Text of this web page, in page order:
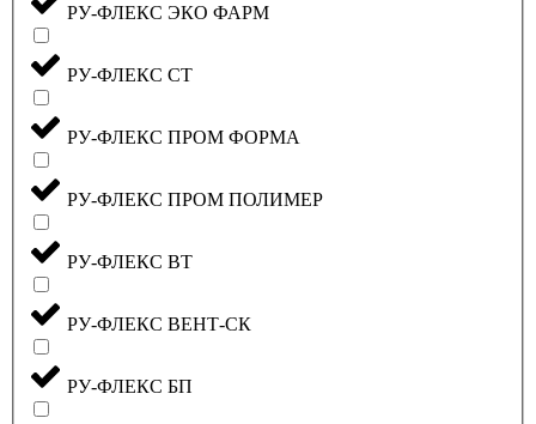
РУ-ФЛЕКС ЭКО ФАРМ
РУ-ФЛЕКС СТ
РУ-ФЛЕКС ПРОМ ФОРМА
РУ-ФЛЕКС ПРОМ ПОЛИМЕР
РУ-ФЛЕКС ВТ
РУ-ФЛЕКС ВЕНТ-СК
РУ-ФЛЕКС БП